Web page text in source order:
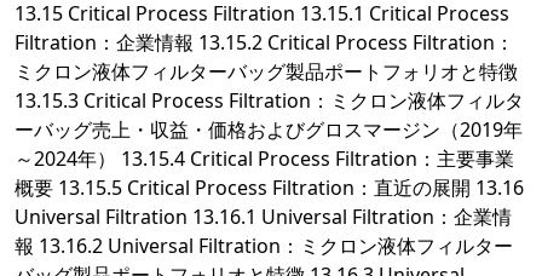
13.15 Critical Process Filtration 13.15.1 Critical Process
Filtration：企業情報 13.15.2 Critical Process Filtration：
ミクロン液体フィルターバッグ製品ポートフォリオと特徴
13.15.3 Critical Process Filtration：ミクロン液体フィルタ
ーバッグ売上・収益・価格およびグロスマージン（2019年
～2024年） 13.15.4 Critical Process Filtration：主要事業
概要 13.15.5 Critical Process Filtration：直近の展開 13.16
Universal Filtration 13.16.1 Universal Filtration：企業情
報 13.16.2 Universal Filtration：ミクロン液体フィルター